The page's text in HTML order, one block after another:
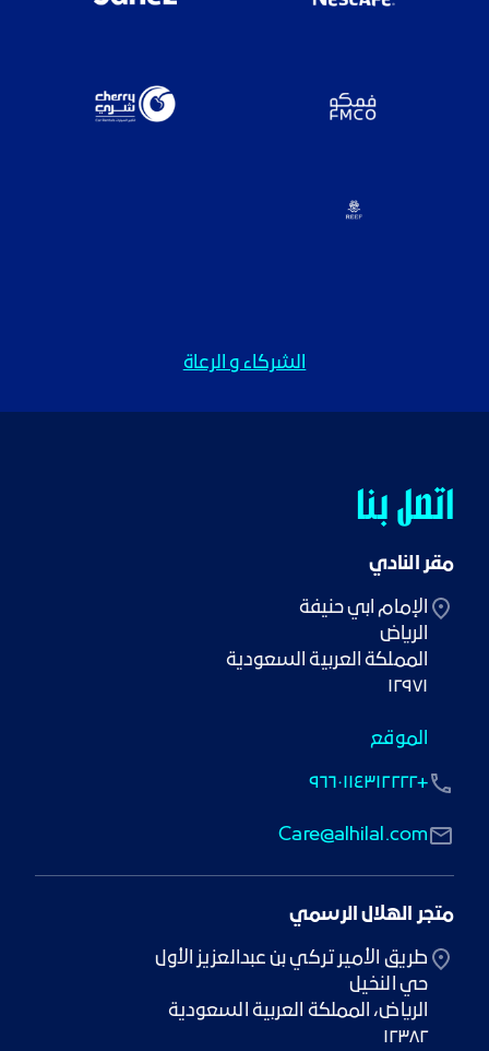
الشركاء و الرعاة
اتصل بنا
مقر النادي
١٢٩٧١
الموقع
Care@alhilal.com
+٩٦٦٠١١٤٣١٢٢٢٢
متجر الهلال الرسمي
حي النخيل
١٢٣٨٢